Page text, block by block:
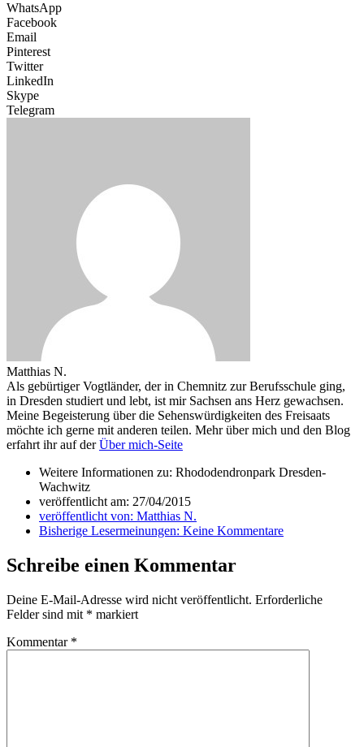
WhatsApp
Facebook
Email
Pinterest
Twitter
LinkedIn
Skype
Telegram
Matthias N.
Als gebürtiger Vogtländer, der in Chemnitz zur Berufsschule ging,
in Dresden studiert und lebt, ist mir Sachsen ans Herz gewachsen.
Meine Begeisterung über die Sehenswürdigkeiten des Freisaats
möchte ich gerne mit anderen teilen. Mehr über mich und den Blog
erfahrt ihr auf derÜber mich-Seite
Weitere Informationen zu: Rhododendronpark Dresden-
Wachwitz
veröffentlicht am: 27/04/2015
veröffentlicht von: Matthias N.
Bisherige Lesermeinungen: Keine Kommentare
Schreibe einen Kommentar
Deine E-Mail-Adresse wird nicht veröffentlicht. Erforderliche
Felder sind mit * markiert
Kommentar *